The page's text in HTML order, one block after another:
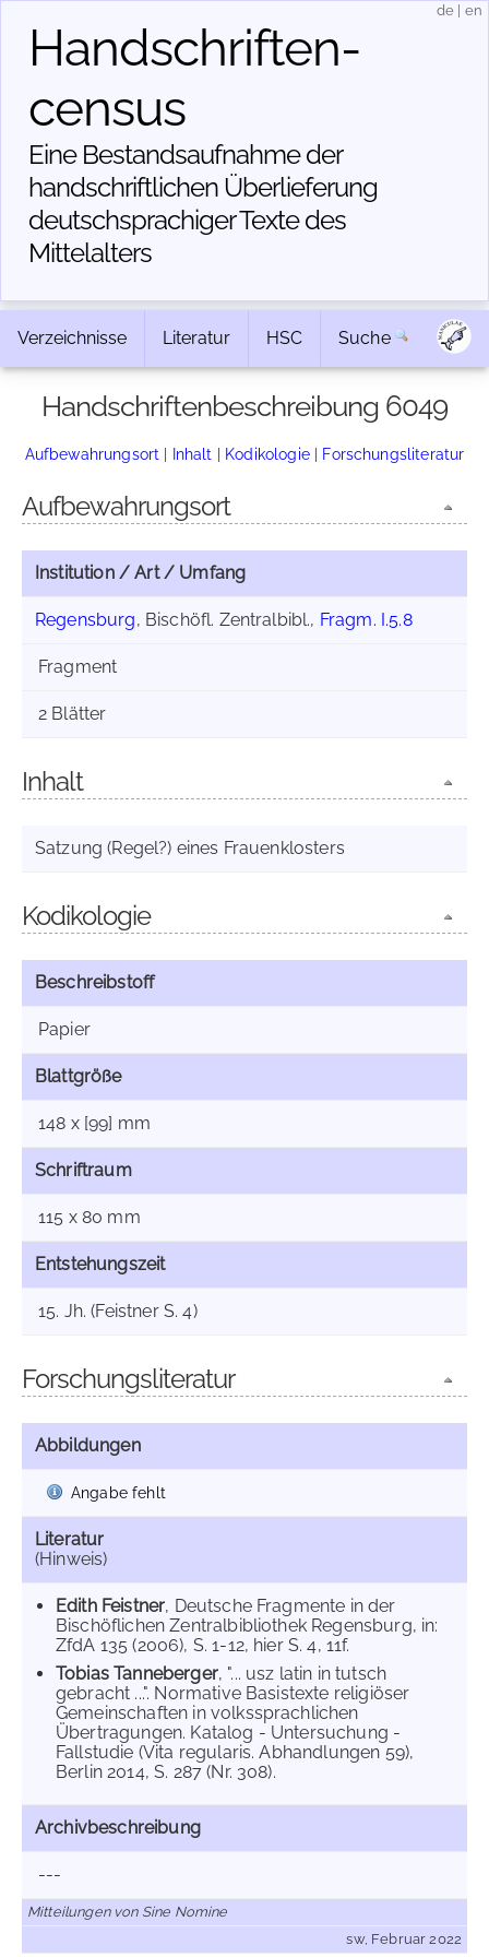
Handschriften­
census
Eine Bestandsaufnahme der
handschriftlichen Über­lieferung
deutschsprachiger Texte des
Mittelalters
de en
Verzeichnisse Literatur HSC Suche
Handschriftenbeschreibung 6049
Aufbewahrungsort | Inhalt | Kodikologie| Forschungsliteratur
Aufbewahrungsort
Institution / Art / Umfang
Regensburg, Bischöfl. Zentralbibl., Fragm. I.5.8
Fragment
2 Blätter
Inhalt
Satzung (Regel?) eines Frauenklosters
Kodikologie
Beschreibstoff
Papier
Blattgröße
148 x [99] mm
Schriftraum
115 x 80 mm
Entstehungszeit
15. Jh. (Feistner S. 4)
Forschungsliteratur
Abbildungen
Angabe fehlt
Literatur
(Hinweis)
Edith Feistner, Deutsche Fragmente in der
Bischöflichen Zentralbibliothek Regensburg, in:
ZfdA 135 (2006), S. 1-12, hier S. 4, 11f.
Tobias Tanneberger, "... usz latin in tutsch
gebracht ...". Normative Basistexte religiöser
Gemeinschaften in volkssprachlichen
Übertragungen. Katalog - Untersuchung -
Fallstudie (Vita regularis. Abhandlungen 59),
Berlin 2014, S. 287 (Nr. 308).
Archivbeschreibung
---
Mitteilungen von Sine Nomine
sw, Februar 2022